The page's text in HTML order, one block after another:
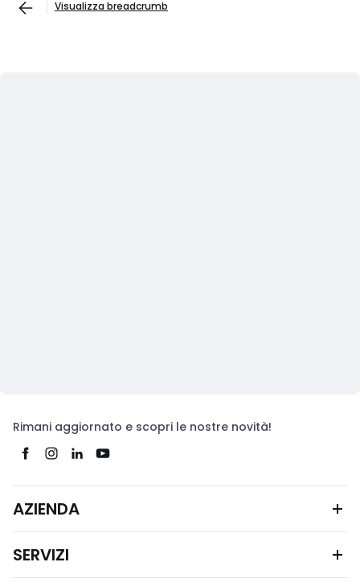
Visualizza breadcrumb
Rimani aggiornato e scopri le nostre novità!
AZIENDA
SERVIZI